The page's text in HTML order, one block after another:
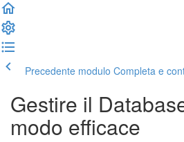
Precedente modulo Completa e
Gestire il
modo efficace